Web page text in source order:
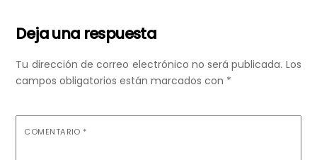
Deja una respuesta
Tu dirección de correo electrónico no será publicada. Los
campos obligatorios están marcados con *
COMENTARIO *